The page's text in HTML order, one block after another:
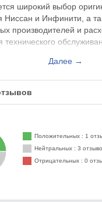
широкий выбор
Ниссан и Инфинити, а
производителей и
технического
и ремонту
Далее →
Положительных : 1
Нейтральных : 3
Отрицательных : 0